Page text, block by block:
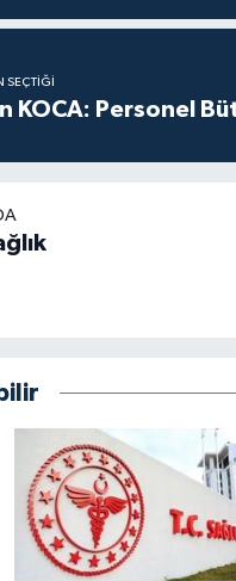
SEÇTIĞI
KOCA: Personel